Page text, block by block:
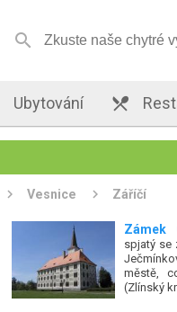

Ubytování 
Vesnice Záříčí
Zámek
spjatý se
městě,
(Zlínský